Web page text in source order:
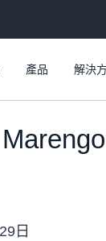
產品 解決
日